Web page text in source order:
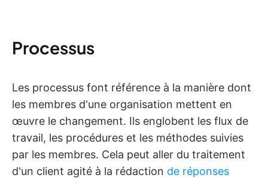
Processus
Les processus font référence à la manière dont
les membres d'une organisation mettent en
œuvre le changement. Ils englobent les flux de
travail, les procédures et les méthodes suivies
par les membres. Cela peut aller du traitement
d'un client agité à la rédaction de réponses